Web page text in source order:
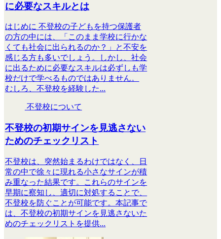
に必要なスキルとは
はじめに 不登校の子どもを持つ保護者
の方の中には、「このまま学校に行かな
くても社会に出られるのか？」と不安を
感じる方も多いでしょう。しかし、社会
に出るために必要なスキルは必ずしも学
校だけで学べるものではありません。
むしろ、不登校を経験した...
不登校について
不登校の初期サインを見逃さない
ためのチェックリスト
不登校は、突然始まるわけではなく、日
常の中で徐々に現れる小さなサインが積
み重なった結果です。これらのサインを
早期に察知し、適切に対処することで、
不登校を防ぐことが可能です。本記事で
は、不登校の初期サインを見逃さないた
めのチェックリストを提供...